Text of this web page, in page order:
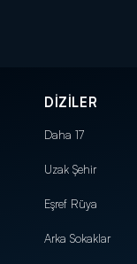
DİZİLER
Daha 17
Uzak Şehir
Eşref Rüya
Arka Sokaklar